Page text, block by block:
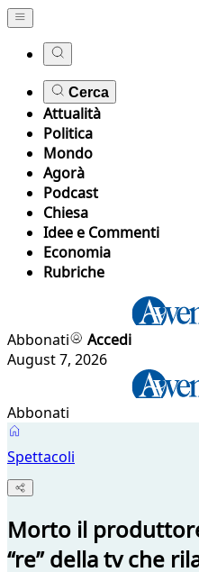
Cerca
Attualità
Politica
Mondo
Agorà
Podcast
Chiesa
Idee e Commenti
Economia
Rubriche
Abbonati
Accedi
August 7, 2026
Abbonati
Spettacoli
Morto il
“re” della tv che